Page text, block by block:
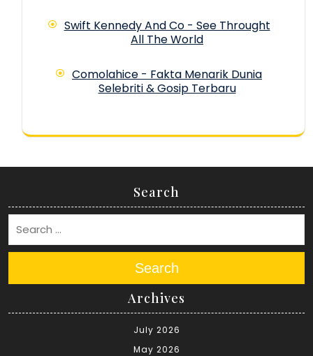
Swift Kennedy And Co - See Throught
All The World
Comolahice - Fakta Menarik Dunia
Selebriti & Gosip Terbaru
Search
Search
Archives
July 2026
May 2026